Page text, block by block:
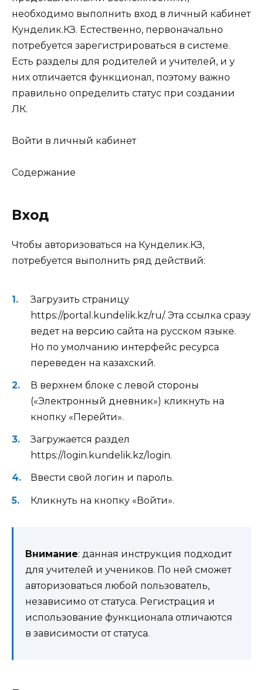
необходимо выполнить вход в личный кабинет
Кунделик.КЗ. Естественно, первоначально
потребуется зарегистрироваться в системе.
Есть разделы для родителей и учителей, и у
них отличается функционал, поэтому важно
правильно определить статус при создании
ЛК.
Войти в личный кабинет
Содержание
Вход
Чтобы авторизоваться на Кунделик.КЗ,
потребуется выполнить ряд действий:
Загрузить страницу
https://portal.kundelik.kz/ru/. Эта ссылка сразу
ведет на версию сайта на русском языке.
Но по умолчанию интерфейс ресурса
переведен на казахский.
В верхнем блоке с левой стороны
(«Электронный дневник») кликнуть на
кнопку «Перейти».
Загружается раздел
https://login.kundelik.kz/login.
Ввести свой логин и пароль.
Кликнуть на кнопку «Войти».
Внимание: данная инструкция подходит
для учителей и учеников. По ней сможет
авторизоваться любой пользователь,
независимо от статуса. Регистрация и
использование функционала отличаются
в зависимости от статуса.